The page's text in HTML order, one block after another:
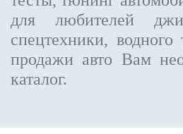
для любителей
спецтехники,
продажи авто Вам
каталог.